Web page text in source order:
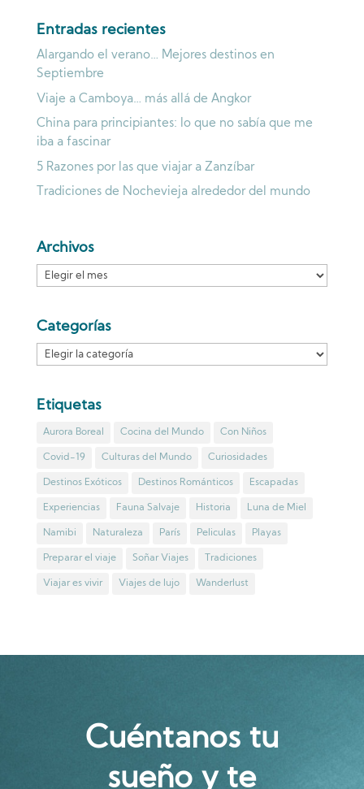
Entradas recientes
Alargando el verano… Mejores destinos en
Septiembre
Viaje a Camboya… más allá de Angkor
China para principiantes: lo que no sabía que me
iba a fascinar
5 Razones por las que viajar a Zanzíbar
Tradiciones de Nochevieja alrededor del mundo
Archivos
Archivos
Categorías
Categorías
Etiquetas
Aurora Boreal Cocina del Mundo Con Niños
Covid-19 Culturas del Mundo Curiosidades
Destinos Exóticos Destinos Románticos Escapadas
Experiencias Fauna Salvaje Historia Luna de Miel
Namibi Naturaleza París Peliculas Playas
Preparar el viaje Soñar Viajes Tradiciones
Viajar es vivir Viajes de lujo Wanderlust
Cuéntanos tu
sueño y te